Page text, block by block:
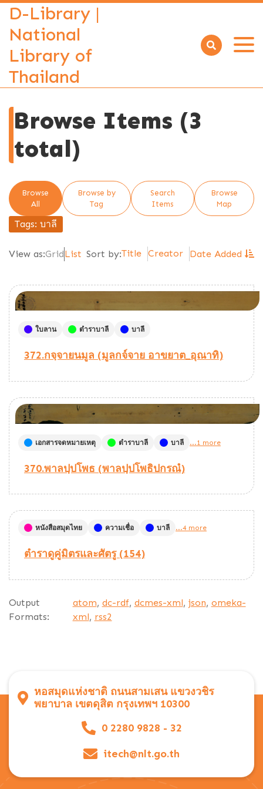
D-Library |
National
Library of
Thailand
Open
Browse Items (3
total)
Browse
All
Browse by
Tag
Search
Items
Browse
Map
Tags: บาลี
View as:GridList Sort by:Title Creator Date Added
ใบลาน ตำราบาลี บาลี
372.กจฺจายนมูล (มูลกจ์จาย อาขยาต_อุณาทิ)
เอกสารจดหมายเหตุ ตำราบาลี บาลี ...1 more
370.พาลปฺปโพธ (พาลปฺปโพธิปกรณํ)
หนังสือสมุดไทย ความเชื่อ บาลี ...4 more
ตำราดูคู่มิตรและศัตรู (154)
Output
Formats:
atom, dc-rdf, dcmes-xml, json, omeka-
xml, rss2
หอสมุดแห่งชาติ ถนนสามเสน แขวงวชิร
พยาบาล เขตดุสิต กรุงเทพฯ 10300
0 2280 9828 - 32
itech@nlt.go.th